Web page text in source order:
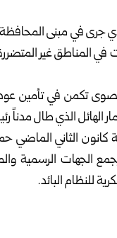
جرى في مبنى
في المناطق غير
الهائل الذي طال
كانون الثاني
الجهات الرسمية
للنظام البائد.